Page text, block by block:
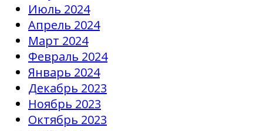
Июль 2024
Апрель 2024
Март 2024
Февраль 2024
Январь 2024
Декабрь 2023
Ноябрь 2023
Октябрь 2023